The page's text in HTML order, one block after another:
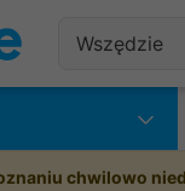
chwilowo